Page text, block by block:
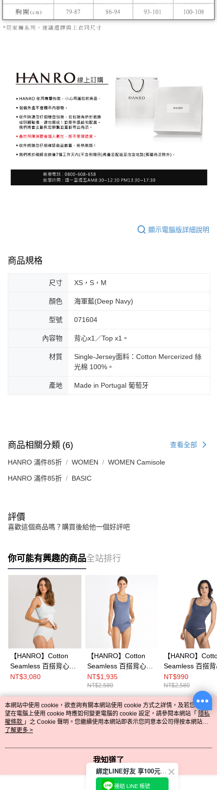
顯示電腦版詳細說明
商品規格
尺寸 XS，S，M
顏色 海軍藍(Deep Navy)
型號 071604
內容物 背心x1／Top x1。
材質
Single-Jersey面料：Cotton Mercerized 絲
光棉 100%。
產地 Made in Portugal 葡萄牙
商品相關分類 (6) 查看全部
HANRO 滿件85折 WOMEN WOMEN Camisole
HANRO 滿件85折 BASIC
評價
喜歡這個商品嗎？購買後給他一個好評吧
你可能有興趣的商品全站排行
【HANRO】Cotton
Seamless 百搭背心
XS-L (涼爽藍)
NT$3,080
【HANRO】Cotton
Seamless 百搭背心
XS-M (湛藍)
NT$1,935
NT$2,580
【HANRO】
Seamless 百搭
XS-L (深海藍)
NT$990
NT$2,580
熱門標籤
本網站中使用 cookie，欲查詢有關本網站使用 cookie 方式之詳情，及若您不希
望在電腦上使用 cookie 時應如何變更電腦的 cookie 設定，請參閱本網站「 隱私
權條款 」之 Cookie 聲明。您繼續使用本網站即表示您同意本公司得按本網站使
用條款之 Cookie 聲明使用 cookie。
了解更多 >
我知道了
綁定LINE好友 享100元折價券
連結 LINE 帳號